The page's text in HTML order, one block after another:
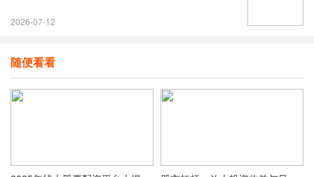
2026-07-12
随便看看